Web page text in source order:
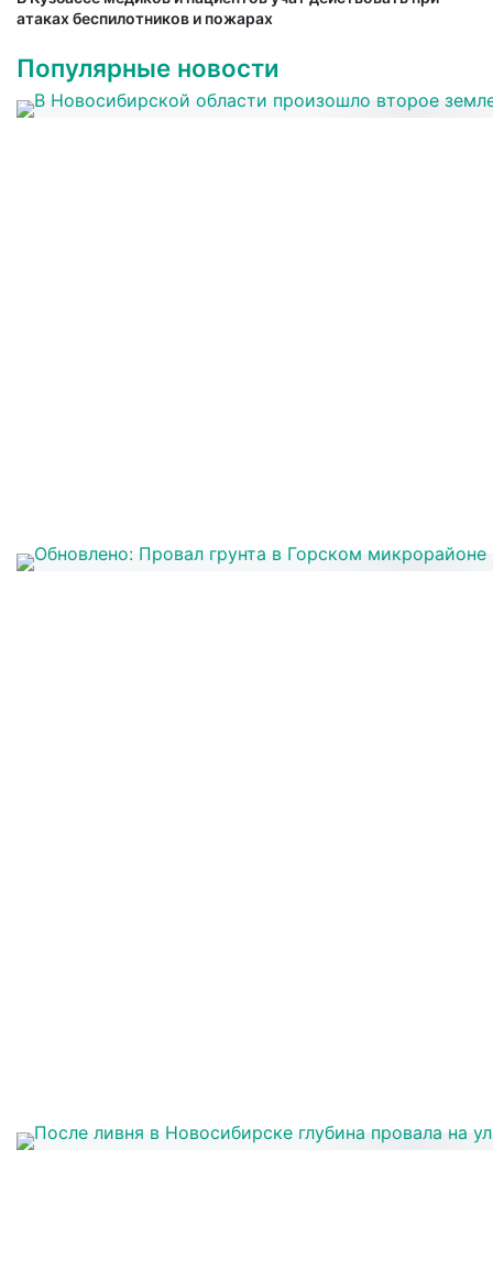
атаках беспилотников и пожарах
Популярные новости